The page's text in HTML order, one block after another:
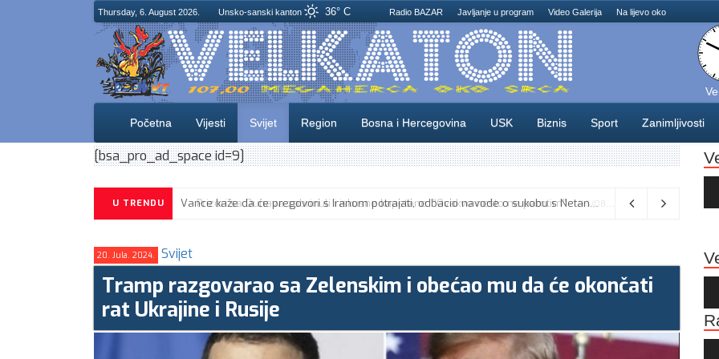
Thursday, 6. August 2026. Unsko-sanski kanton 36° C Radio BAZAR Javljanje u program Video Galerija Na lijevo oko
Početna Vijesti Svijet Region Bosna i Hercegovina USK Biznis Sport Zanimljivosti
[bsa_pro_ad_space id=9]
U TRENDU Vance kaže da će pregovori s Iranom potrajati, odbacio navode o sukobu s Netanyahuom 06/08/2026
20. Jula. 2024. Svijet
Tramp razgovarao sa Zelenskim i obećao mu da će okončati
rat Ukrajine i Rusije